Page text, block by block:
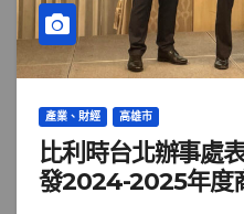
產業、財經 高雄市
比利時台北辦事處
發2024-2025年度